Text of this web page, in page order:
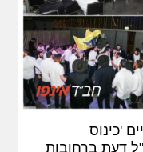
'כינוס
דעת ברחובות